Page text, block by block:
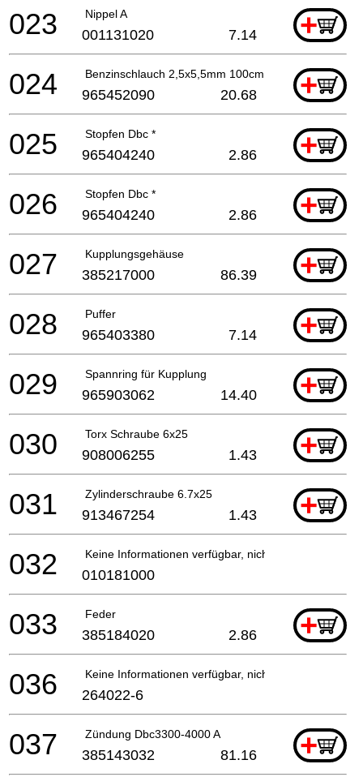
Nippel A +
023 001131020 7.14
Benzinschlauch 2,5x5,5mm 100cm +
024 965452090 20.68
Stopfen Dbc * +
025 965404240 2.86
Stopfen Dbc * +
026 965404240 2.86
Kupplungsgehäuse +
027 385217000 86.39
Puffer +
028 965403380 7.14
Spannring für Kupplung +
029 965903062 14.40
Torx Schraube 6x25 +
030 908006255 1.43
Zylinderschraube 6.7x25 +
031 913467254 1.43
Keine Informationen verfügbar, nicht bestellbar
032 010181000
Feder +
033 385184020 2.86
Keine Informationen verfügbar, nicht bestellbar
036 264022-6
Zündung Dbc3300-4000 A +
037 385143032 81.16